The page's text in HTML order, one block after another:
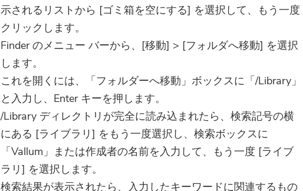
示されるリストから [ゴミ箱を空にする] を選択して、もう一度
クリックします。
Finder のメニュー バーから、[移動] > [フォルダへ移動] を選択
します。
これを開くには、「フォルダーへ移動」ボックスに「/Library」
と入力し、Enter キーを押します。
/Library ディレクトリが完全に読み込まれたら、検索記号の横
にある [ライブラリ] をもう一度選択し、検索ボックスに
「Vallum」または作成者の名前を入力して、もう一度 [ライブ
ラリ] を選択します。
検索結果が表示されたら、入力したキーワードに関連するもの